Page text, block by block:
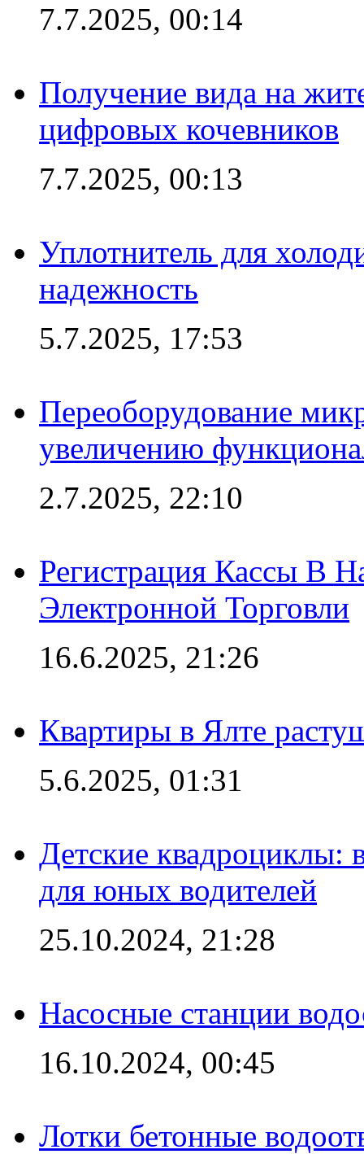
7.7.2025, 00:14
Получение вида на
цифровых кочевников
7.7.2025, 00:13
Уплотнитель для
надежность
5.7.2025, 17:53
Переоборудование
увеличению
2.7.2025, 22:10
Регистрация Кассы В
Электронной Торговли
16.6.2025, 21:26
Квартиры в Ялте
5.6.2025, 01:31
Детские квадроциклы:
для юных водителей
25.10.2024, 21:28
Насосные станции
16.10.2024, 00:45
Лотки бетонные